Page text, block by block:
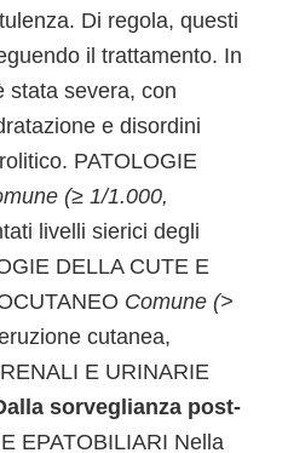
Di regola, questi
il trattamento. In
stata severa, con
e disordini
PATOLOGIE
(≥ 1/1.000,
livelli sierici degli
DELLA CUTE E
Comune (>
cutanea,
E URINARIE
sorveglianza post-
EPATOBILIARI Nella